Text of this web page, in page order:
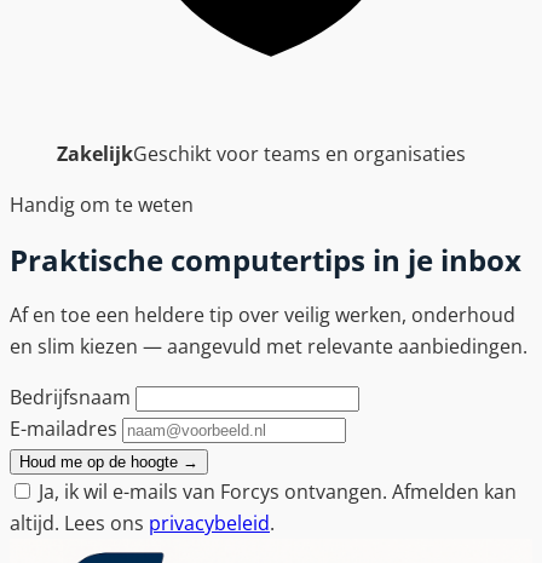
ZakelijkGeschikt voor teams en organisaties
Handig om te weten
Praktische computertips in je inbox
Af en toe een heldere tip over veilig werken, onderhoud
en slim kiezen — aangevuld met relevante aanbiedingen.
Bedrijfsnaam
E-mailadres
Houd me op de hoogte →
Ja, ik wil e-mails van Forcys ontvangen. Afmelden kan
altijd. Lees ons privacybeleid.